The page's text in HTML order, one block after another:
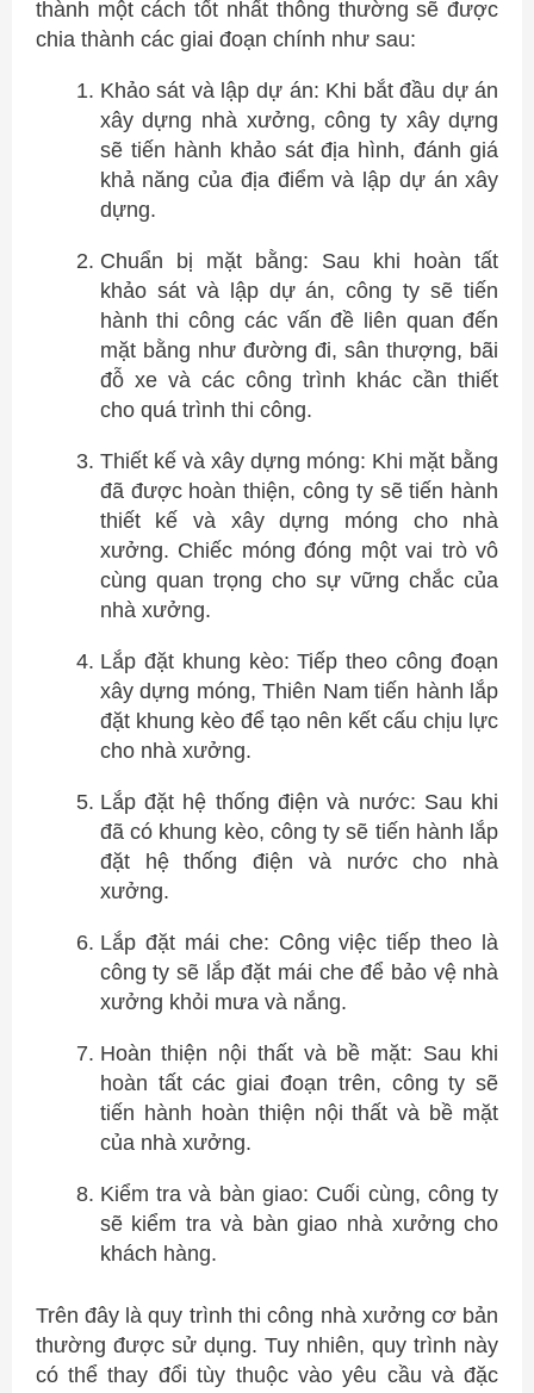
thành một cách tốt nhất thông thường sẽ được
chia thành các giai đoạn chính như sau:
Khảo sát và lập dự án: Khi bắt đầu dự án
xây dựng nhà xưởng, công ty xây dựng
sẽ tiến hành khảo sát địa hình, đánh giá
khả năng của địa điểm và lập dự án xây
dựng.
Chuẩn bị mặt bằng: Sau khi hoàn tất
khảo sát và lập dự án, công ty sẽ tiến
hành thi công các vấn đề liên quan đến
mặt bằng như đường đi, sân thượng, bãi
đỗ xe và các công trình khác cần thiết
cho quá trình thi công.
Thiết kế và xây dựng móng: Khi mặt bằng
đã được hoàn thiện, công ty sẽ tiến hành
thiết kế và xây dựng móng cho nhà
xưởng. Chiếc móng đóng một vai trò vô
cùng quan trọng cho sự vững chắc của
nhà xưởng.
Lắp đặt khung kèo: Tiếp theo công đoạn
xây dựng móng, Thiên Nam tiến hành lắp
đặt khung kèo để tạo nên kết cấu chịu lực
cho nhà xưởng.
Lắp đặt hệ thống điện và nước: Sau khi
đã có khung kèo, công ty sẽ tiến hành lắp
đặt hệ thống điện và nước cho nhà
xưởng.
Lắp đặt mái che: Công việc tiếp theo là
công ty sẽ lắp đặt mái che để bảo vệ nhà
xưởng khỏi mưa và nắng.
Hoàn thiện nội thất và bề mặt: Sau khi
hoàn tất các giai đoạn trên, công ty sẽ
tiến hành hoàn thiện nội thất và bề mặt
của nhà xưởng.
Kiểm tra và bàn giao: Cuối cùng, công ty
sẽ kiểm tra và bàn giao nhà xưởng cho
khách hàng.
Trên đây là quy trình thi công nhà xưởng cơ bản
thường được sử dụng. Tuy nhiên, quy trình này
có thể thay đổi tùy thuộc vào yêu cầu và đặc